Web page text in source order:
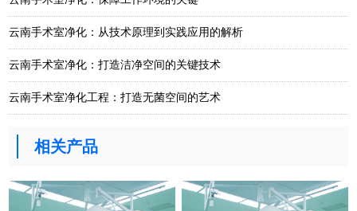
云南手术室净化：从技术原理到实践应用的解析
云南手术室净化：打造洁净空间的关键技术
云南手术室净化工程：打造无菌空间的艺术
相关产品